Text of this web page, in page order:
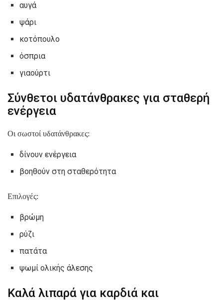
αυγά
ψάρι
κοτόπουλο
όσπρια
γιαούρτι
Σύνθετοι υδατάνθρακες για σταθερή
ενέργεια
Οι σωστοί υδατάνθρακες:
δίνουν ενέργεια
βοηθούν στη σταθερότητα
Επιλογές:
βρώμη
ρύζι
πατάτα
ψωμί ολικής άλεσης
Καλά λιπαρά για καρδιά και